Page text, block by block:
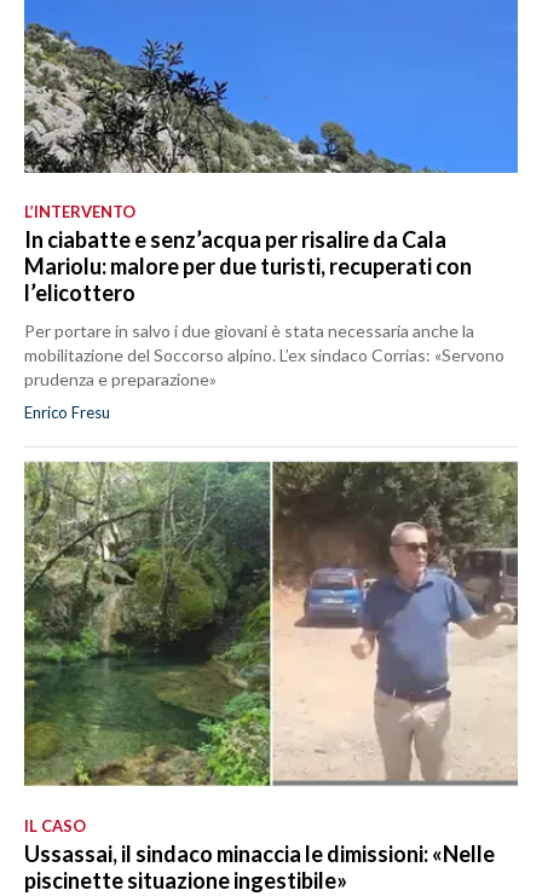
L’INTERVENTO
In ciabatte e senz’acqua per risalire da Cala
Mariolu: malore per due turisti, recuperati con
l’elicottero
Per portare in salvo i due giovani è stata necessaria anche la
mobilitazione del Soccorso alpino. L’ex sindaco Corrias: «Servono
prudenza e preparazione»
Enrico Fresu
IL CASO
Ussassai, il sindaco minaccia le dimissioni: «Nelle
piscinette situazione ingestibile»